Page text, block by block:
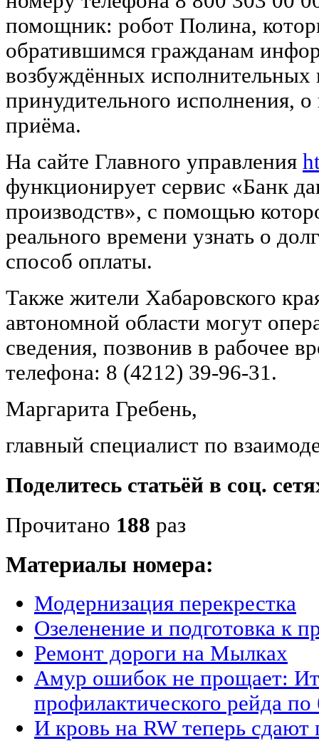
помощник: робот Полина,
обратившимся гражданам
возбуждённых исполнительных
принудительного исполнения, о
приёма.
На сайте Главного управления
функционирует сервис «Банк
производств», с помощью
реального времени узнать о
способ оплаты.
Также жители Хабаровского
автономной области могут
сведения, позвонив в рабочее
телефона: 8 (4212) 39-96-31.
Маргарита Гребень,
главный специалист по
Поделитесь статьёй в соц.
Прочитано 188 раз
Материалы номера:
Модернизация перекрестка
Озеленение и подготовка к
Ремонт дороги на Мылках
Амур ошибок не прощает:
профилактического рейда по
И кровь на RW теперь